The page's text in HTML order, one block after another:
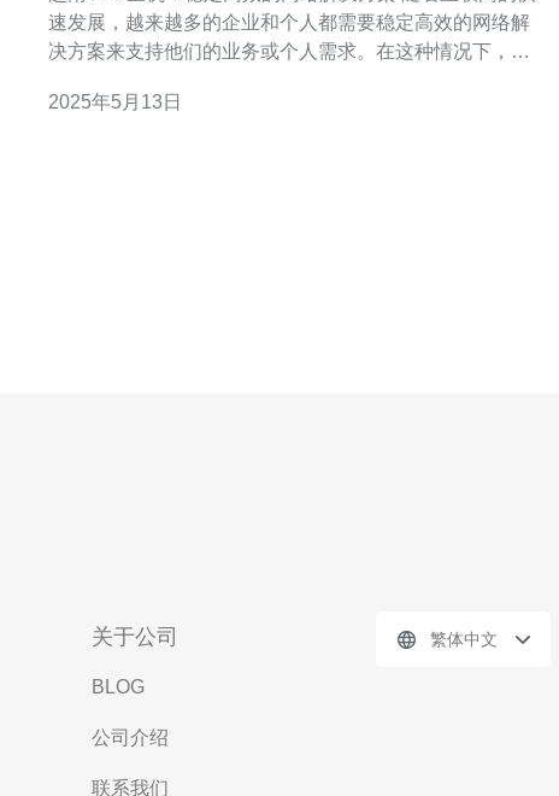
速发展，越来越多的企业和个人都需要稳定高效的网络解
决方案来支持他们的业务或个人需求。在这种情况下，越
其稳定性、高效性和灵活性受到用户的青睐。 VPS主机是
2025年5月13日
关于公司
BLOG
公司介绍
联系我们
繁体中文